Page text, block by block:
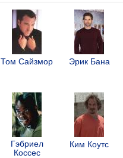
Том Сайзмор Эрик Бана
Гэбриел
Коссес
Ким Коутс